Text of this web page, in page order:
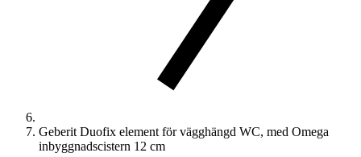
Geberit Duofix element för vägghängd WC, med Omega
inbyggnadscistern 12 cm